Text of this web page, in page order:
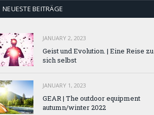
NEUESTE BEITRÄGE
JANUARY 2, 2023
Geist und Evolution. | Eine Reise zu
sich selbst
JANUARY 1, 2023
GEAR | The outdoor equipment
autumn/winter 2022